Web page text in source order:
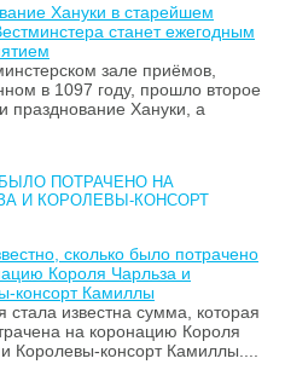
Хануки в старейшем
станет ежегодным
зале приёмов,
в 1097 году, прошло второе
празднование Хануки, а
ПОТРАЧЕНО НА
И КОРОЛЕВЫ-КОНСОРТ
сколько было потрачено
Короля Чарльза и
консорт Камиллы
стала известна сумма, которая
на коронацию Короля
Королевы-консорт Камиллы....